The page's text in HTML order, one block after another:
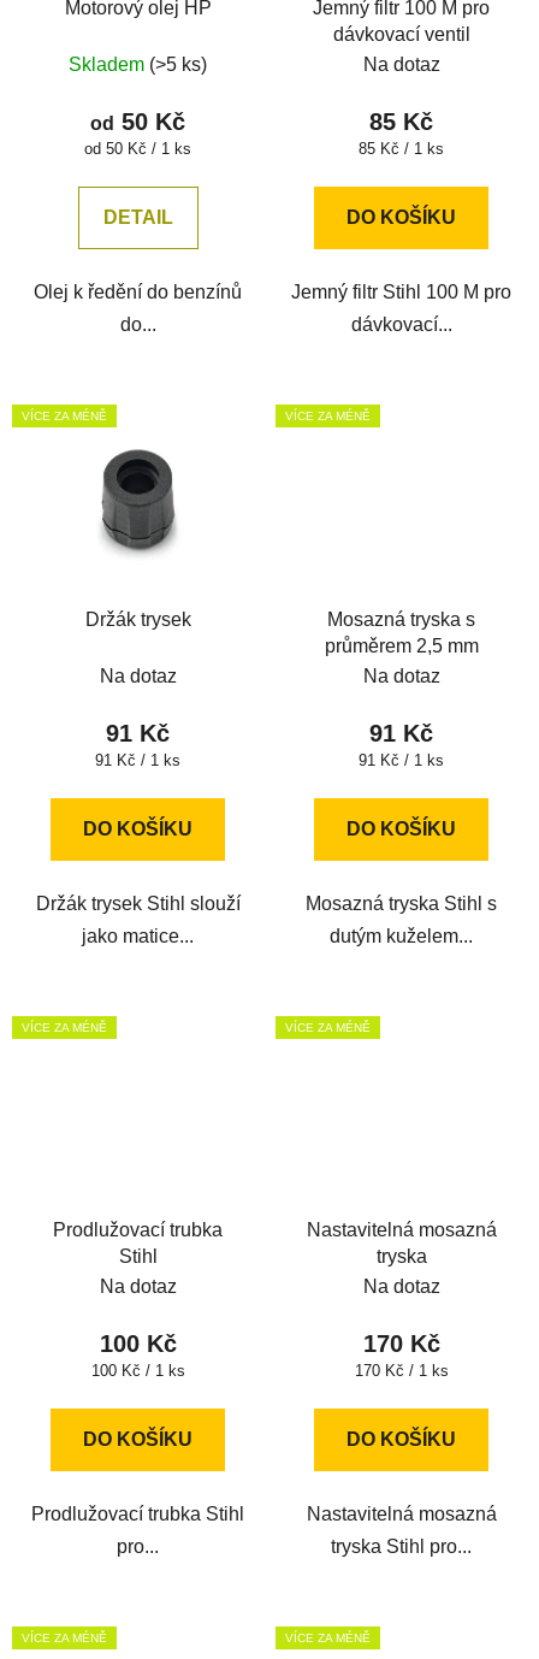
Motorový olej HP
Skladem (>5 ks)
od 50 Kč
Měrná
od 50 Kč / 1 ks
DETAIL
Olej k ředění do benzínů
do...
Jemný filtr 100 M pro
dávkovací ventil
Na dotaz
85 Kč
Měrná
85 Kč / 1 ks
DO KOŠÍKU
Jemný filtr Stihl 100 M pro
dávkovací...
VÍCE ZA MÉNĚ
Držák trysek
Na dotaz
91 Kč
Měrná
91 Kč / 1 ks
DO KOŠÍKU
Držák trysek Stihl slouží
jako matice...
VÍCE ZA MÉNĚ
Mosazná tryska s
průměrem 2,5 mm
Na dotaz
91 Kč
Měrná
91 Kč / 1 ks
DO KOŠÍKU
Mosazná tryska Stihl s
dutým kuželem...
VÍCE ZA MÉNĚ
Prodlužovací trubka
Stihl
Na dotaz
100 Kč
Měrná
100 Kč / 1 ks
DO KOŠÍKU
Prodlužovací trubka Stihl
pro...
VÍCE ZA MÉNĚ
Nastavitelná mosazná
tryska
Na dotaz
170 Kč
Měrná
170 Kč / 1 ks
DO KOŠÍKU
Nastavitelná mosazná
tryska Stihl pro...
VÍCE ZA MÉNĚ VÍCE ZA MÉNĚ